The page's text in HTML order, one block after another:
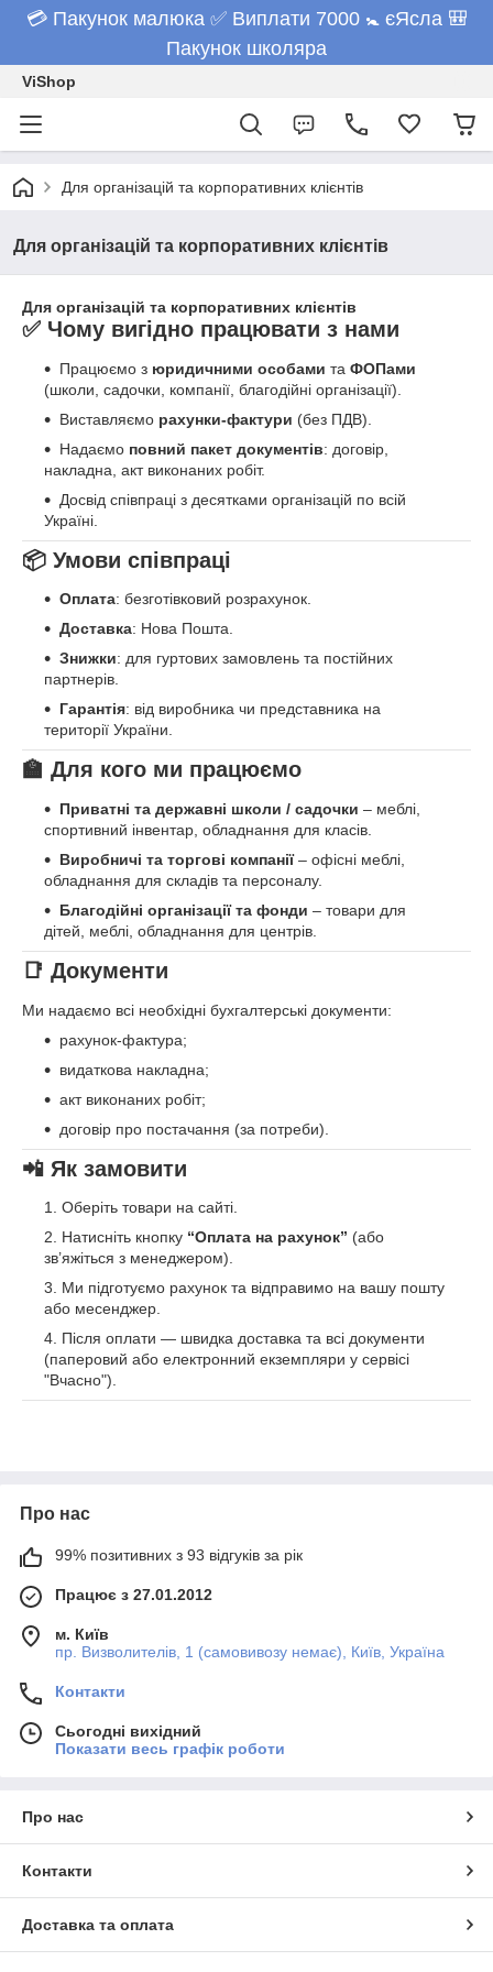
💳 Пакунок малюка ✅ Виплати 7000 🚼 єЯсла 🎒
Пакунок школяра
ViShop
Для організацій та корпоративних клієнтів
Для організацій та корпоративних клієнтів
Для організацій та корпоративних клієнтів
✅ Чому вигідно працювати з нами
Працюємо з юридичними особами та ФОПами
(школи, садочки, компанії, благодійні організації).
Виставляємо рахунки-фактури (без ПДВ).
Надаємо повний пакет документів: договір,
накладна, акт виконаних робіт.
Досвід співпраці з десятками організацій по всій
Україні.
📦 Умови співпраці
Оплата: безготівковий розрахунок.
Доставка: Нова Пошта.
Знижки: для гуртових замовлень та постійних
партнерів.
Гарантія: від виробника чи представника на
території України.
🏫 Для кого ми працюємо
Приватні та державні школи / садочки – меблі,
спортивний інвентар, обладнання для класів.
Виробничі та торгові компанії– офісні меблі,
обладнання для складів та персоналу.
Благодійні організації та фонди – товари для
дітей, меблі, обладнання для центрів.
📑 Документи
Ми надаємо всі необхідні бухгалтерські документи:
рахунок-фактура;
видаткова накладна;
акт виконаних робіт;
договір про постачання (за потреби).
📲 Як замовити
Оберіть товари на сайті.
Натисніть кнопку “Оплата на рахунок” (або
зв’яжіться з менеджером).
Ми підготуємо рахунок та відправимо на вашу пошту
або месенджер.
Після оплати — швидка доставка та всі документи
(паперовий або електронний екземпляри у сервісі
"Вчасно").
Про нас
99% позитивних з 93 відгуків за рік
Працює з 27.01.2012
м. Київ
пр. Визволителів, 1 (самовивозу немає), Київ, Україна
Контакти
Сьогодні вихідний
Показати весь графік роботи
Про нас
Контакти
Доставка та оплата